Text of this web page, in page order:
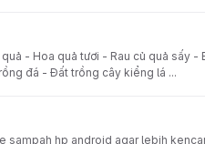
- Hoa quả tươi - Rau củ quả sấy -
đá - Đất trồng cây kiểng lá ...
sampah hp android agar lebih